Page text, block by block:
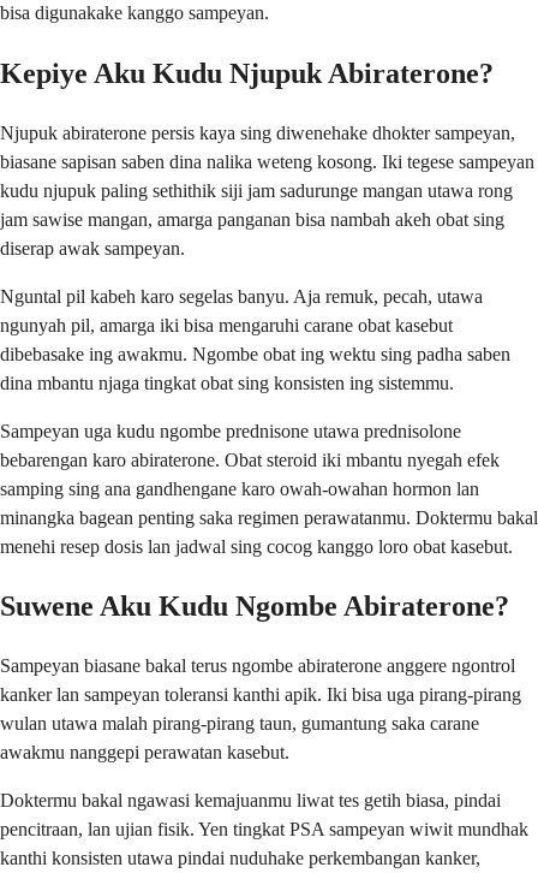
bisa digunakake kanggo sampeyan.
Kepiye Aku Kudu Njupuk Abiraterone?
Njupuk abiraterone persis kaya sing diwenehake dhokter sampeyan,
biasane sapisan saben dina nalika weteng kosong. Iki tegese sampeyan
kudu njupuk paling sethithik siji jam sadurunge mangan utawa rong
jam sawise mangan, amarga panganan bisa nambah akeh obat sing
diserap awak sampeyan.
Nguntal pil kabeh karo segelas banyu. Aja remuk, pecah, utawa
ngunyah pil, amarga iki bisa mengaruhi carane obat kasebut
dibebasake ing awakmu. Ngombe obat ing wektu sing padha saben
dina mbantu njaga tingkat obat sing konsisten ing sistemmu.
Sampeyan uga kudu ngombe prednisone utawa prednisolone
bebarengan karo abiraterone. Obat steroid iki mbantu nyegah efek
samping sing ana gandhengane karo owah-owahan hormon lan
minangka bagean penting saka regimen perawatanmu. Doktermu bakal
menehi resep dosis lan jadwal sing cocog kanggo loro obat kasebut.
Suwene Aku Kudu Ngombe Abiraterone?
Sampeyan biasane bakal terus ngombe abiraterone anggere ngontrol
kanker lan sampeyan toleransi kanthi apik. Iki bisa uga pirang-pirang
wulan utawa malah pirang-pirang taun, gumantung saka carane
awakmu nanggepi perawatan kasebut.
Doktermu bakal ngawasi kemajuanmu liwat tes getih biasa, pindai
pencitraan, lan ujian fisik. Yen tingkat PSA sampeyan wiwit mundhak
kanthi konsisten utawa pindai nuduhake perkembangan kanker,